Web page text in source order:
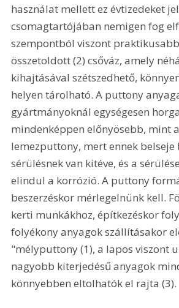
használat mellett ez évtizedeket
csomagtartójában nemigen fog
szempontból viszont
összetoldott (2) csőváz, amely
kihajtásával szétszedhető,
helyen tárolható. A puttony
gyártmányoknál egységesen
mindenképpen előnyösebb, mint
lemezputtony, mert ennek belseje
sérülésnek van kitéve, és a
elindul a korrózió. A puttony
beszerzéskor mérlegelnünk kell.
kerti munkákhoz, építkezéskor
folyékony anyagok szállításakor
"mélyputtony (1), a lapos viszont
nagyobb kiterjedésű anyagok
könnyebben eltolhatók el rajta (3).